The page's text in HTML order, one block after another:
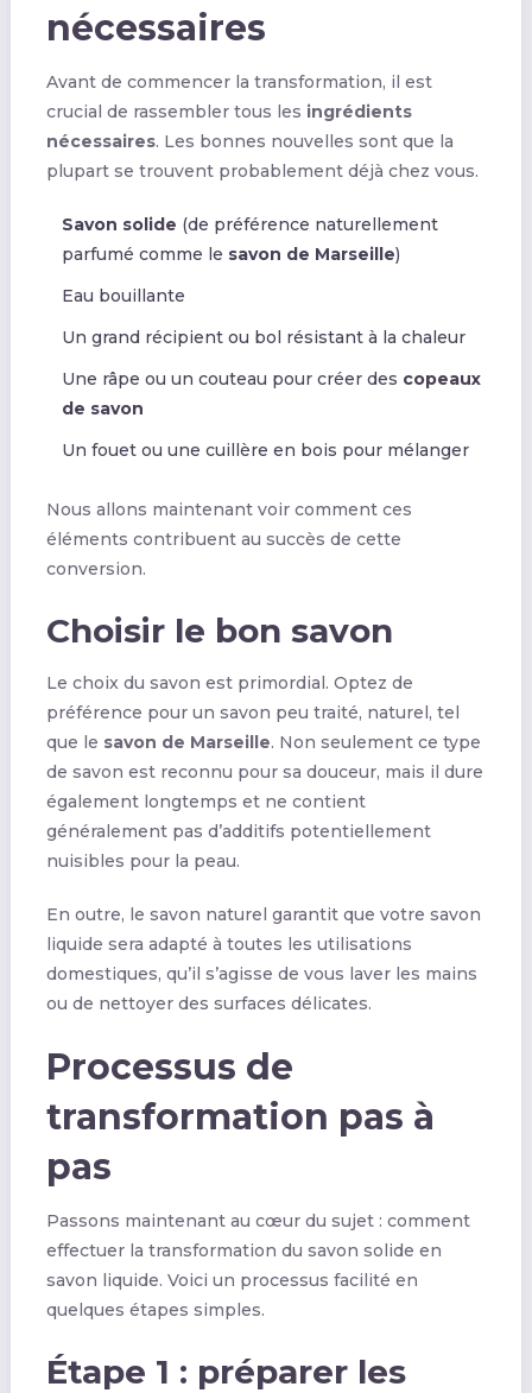
nécessaires
Avant de commencer la transformation, il est
crucial de rassembler tous les ingrédients
nécessaires. Les bonnes nouvelles sont que la
plupart se trouvent probablement déjà chez vous.
Savon solide (de préférence naturellement
parfumé comme le savon de Marseille)
Eau bouillante
Un grand récipient ou bol résistant à la chaleur
Une râpe ou un couteau pour créer des copeaux
de savon
Un fouet ou une cuillère en bois pour mélanger
Nous allons maintenant voir comment ces
éléments contribuent au succès de cette
conversion.
Choisir le bon savon
Le choix du savon est primordial. Optez de
préférence pour un savon peu traité, naturel, tel
que le savon de Marseille. Non seulement ce type
de savon est reconnu pour sa douceur, mais il dure
également longtemps et ne contient
généralement pas d’additifs potentiellement
nuisibles pour la peau.
En outre, le savon naturel garantit que votre savon
liquide sera adapté à toutes les utilisations
domestiques, qu’il s’agisse de vous laver les mains
ou de nettoyer des surfaces délicates.
Processus de
transformation pas à
pas
Passons maintenant au cœur du sujet : comment
effectuer la transformation du savon solide en
savon liquide. Voici un processus facilité en
quelques étapes simples.
Étape 1 : préparer les